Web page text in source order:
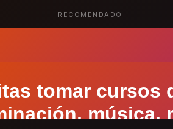
RECOMENDADO